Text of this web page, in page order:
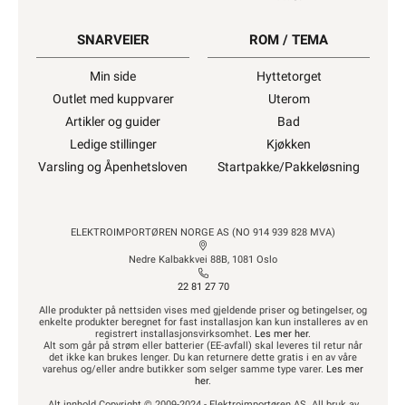
SNARVEIER
Min side
Outlet med kuppvarer
Artikler og guider
Ledige stillinger
Varsling og Åpenhetsloven
ROM / TEMA
Hyttetorget
Uterom
Bad
Kjøkken
Startpakke/Pakkeløsning
ELEKTROIMPORTØREN NORGE AS (NO 914 939 828 MVA)
Nedre Kalbakkvei 88B, 1081 Oslo
22 81 27 70
Alle produkter på nettsiden vises med gjeldende priser og betingelser, og
enkelte produkter beregnet for fast installasjon kan kun installeres av en
registrert installasjonsvirksomhet. Les mer her.
Alt som går på strøm eller batterier (EE-avfall) skal leveres til retur når
det ikke kan brukes lenger. Du kan returnere dette gratis i en av våre
varehus og/eller andre butikker som selger samme type varer. Les mer
her.